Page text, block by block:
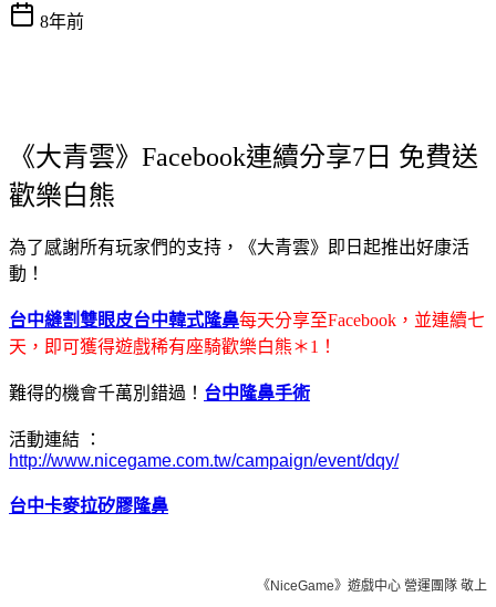
8年前
《大青雲》Facebook連續分享7日 免費送
歡樂白熊
為了感謝所有玩家們的支持，
《大青雲》即日起推出好康活
動！
台中縫割雙眼皮台中韓式隆鼻每天分享至Facebook，並連續七
天，即可獲得遊戲稀有座騎歡樂白熊＊1！
難得的機會千萬別錯過！ 台中隆鼻手術
活動連結 ：
http://www.nicegame.com.tw/campaign/event/dqy/
台中卡麥拉矽膠隆鼻
《NiceGame》遊戲中心 營運團隊 敬上